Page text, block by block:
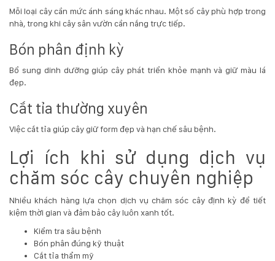
Mỗi loại cây cần mức ánh sáng khác nhau. Một số cây phù hợp trong
nhà, trong khi cây sân vườn cần nắng trực tiếp.
Bón phân định kỳ
Bổ sung dinh dưỡng giúp cây phát triển khỏe mạnh và giữ màu lá
đẹp.
Cắt tỉa thường xuyên
Việc cắt tỉa giúp cây giữ form đẹp và hạn chế sâu bệnh.
Lợi ích khi sử dụng dịch vụ
chăm sóc cây chuyên nghiệp
Nhiều khách hàng lựa chọn dịch vụ chăm sóc cây định kỳ để tiết
kiệm thời gian và đảm bảo cây luôn xanh tốt.
Kiểm tra sâu bệnh
Bón phân đúng kỹ thuật
Cắt tỉa thẩm mỹ